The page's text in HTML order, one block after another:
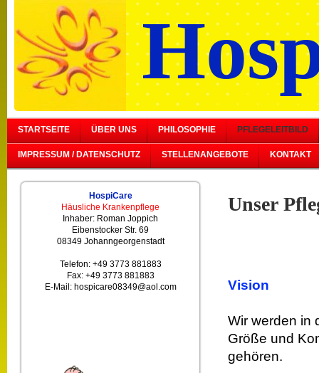
STARTSEITE ÜBER UNS PHILOSOPHIE PFLEGELEITBILD
IMPRESSUM / DATENSCHUTZ STELLENANGEBOTE KONTAKT
HospiCare
Häusliche Krankenpflege
Inhaber: Roman Joppich
Eibenstocker Str. 69
08349 Johanngeorgenstadt
Telefon: +49 3773 881883
Fax: +49 3773 881883
E-Mail: hospicare08349@aol.com
Unser
Vision
Wir werden in
Größe und
gehören.